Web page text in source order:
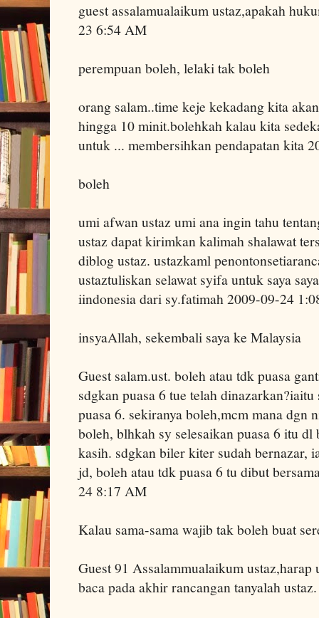
guest assalamualaikum ustaz,apakah
23 6:54 AM
perempuan boleh, lelaki tak boleh
orang salam..time keje kekadang kita
hingga 10 minit.bolehkah kalau kita
untuk ... membersihkan pendapatan kita
boleh
umi afwan ustaz umi ana ingin tahu
ustaz dapat kirimkan kalimah shalawat
diblog ustaz. ustazkaml
ustaztuliskan selawat syifa untuk saya
iindonesia dari sy.fatimah 2009-09-24
insyaAllah, sekembali saya ke Malaysia
Guest salam.ust. boleh atau tdk puasa
sdgkan puasa 6 tue telah
puasa 6. sekiranya boleh,mcm mana dgn
boleh, blhkah sy selesaikan puasa 6 itu
kasih. sdgkan biler kiter sudah bernazar,
jd, boleh atau tdk puasa 6 tu dibut
24 8:17 AM
Kalau sama-sama wajib tak boleh buat
Guest 91 Assalammualaikum
baca pada akhir rancangan tanyalah